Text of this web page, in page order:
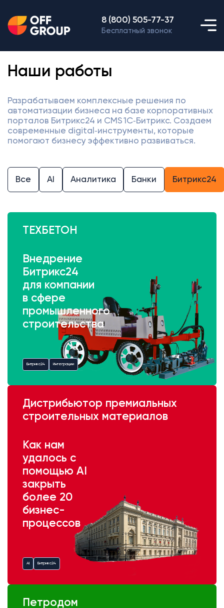
8 (800) 505-77-37
Бесплатный звонок
Наши работы
Разрабатываем комплексные решения по
автоматизации бизнеса на базе корпоративных
порталов Битрикс24 и CMS 1С‑Битрикс. Создаем
современные digital‑инструменты, которые
помогают бизнесу эффективно развиваться.
Все AI Аналитика Банки Битрикс24
ТЕХБЕТОН
Внедрение
Битрикс24
для компании
в сфере
промышленного
строительства
Битрикс24 Интеграции
Дистрибьютор премиальных
строительных материалов
Как нам
удалось с
помощью AI
закрыть
более 20
бизнес-
процессов
AI Битрикс24
Петродом